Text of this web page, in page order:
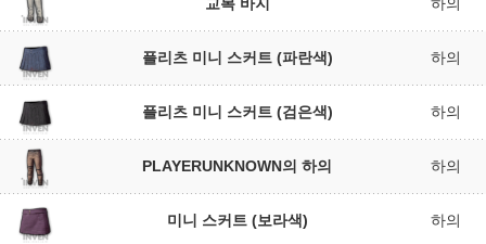
플리츠 미니 스커트 (파란색) 하의
플리츠 미니 스커트 (검은색) 하의
PLAYERUNKNOWN의 하의 하의
미니 스커트 (보라색) 하의